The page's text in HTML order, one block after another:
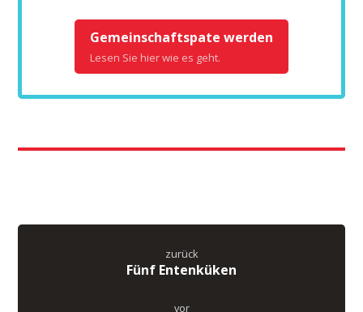
Gemeinschaftspate werden
Lesen Sie hier wie es geht.
zurück
Fünf Entenküken
vor